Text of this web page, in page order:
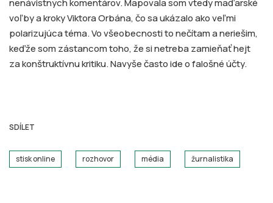
nenávistných komentárov. Mapovala som vtedy maďarské
voľby a kroky Viktora Orbána, čo sa ukázalo ako veľmi
polarizujúca téma. Vo všeobecnosti to nečítam a neriešim,
keďže som zástancom toho, že si netreba zamieňať hejt
za konštruktívnu kritiku. Navyše často ide o falošné účty.
SDÍLET
stisk online rozhovor média žurnalistika